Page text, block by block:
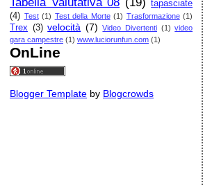
tapasciate
(4) Test (1) Test della Morte (1) Trasformazione (1)
Trex (3) velocità (7) Video Divertenti (1) video
gara campestre (1) www.luciorunfun.com (1)
OnLine
Blogger Template by Blogcrowds